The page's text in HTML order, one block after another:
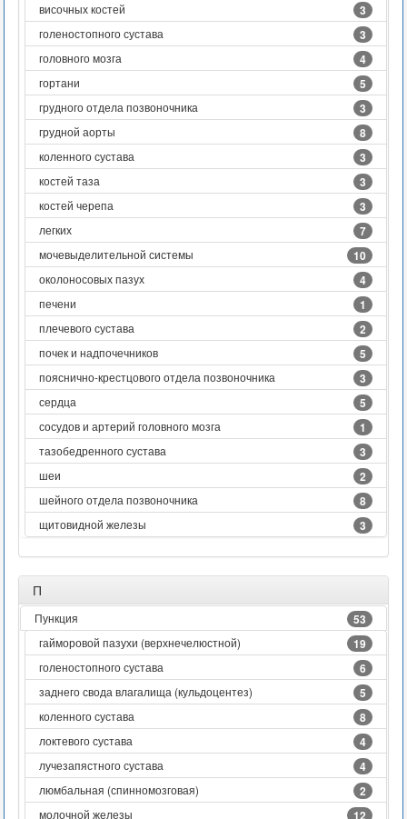
височных костей 3
голеностопного сустава 3
головного мозга 4
гортани 5
грудного отдела позвоночника 3
грудной аорты 8
коленного сустава 3
костей таза 3
костей черепа 3
легких 7
мочевыделительной системы 10
околоносовых пазух 4
печени 1
плечевого сустава 2
почек и надпочечников 5
пояснично-крестцового отдела позвоночника 3
сердца 5
сосудов и артерий головного мозга 1
тазобедренного сустава 3
шеи 2
шейного отдела позвоночника 8
щитовидной железы 3
П
Пункция 53
гайморовой пазухи (верхнечелюстной) 19
голеностопного сустава 6
заднего свода влагалища (кульдоцентез) 5
коленного сустава 8
локтевого сустава 4
лучезапястного сустава 4
люмбальная (спинномозговая) 2
молочной железы 12